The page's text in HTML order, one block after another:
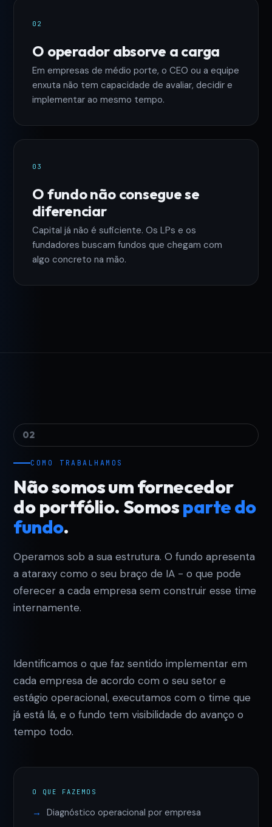
02
O operador absorve a carga
Em empresas de médio porte, o CEO ou a equipe
enxuta não tem capacidade de avaliar, decidir e
implementar ao mesmo tempo.
03
O fundo não consegue se
diferenciar
Capital já não é suficiente. Os LPs e os
fundadores buscam fundos que chegam com
algo concreto na mão.
02
COMO TRABALHAMOS
Não somos um fornecedor
do portfólio. Somosparte do
fundo.
Operamos sob a sua estrutura. O fundo apresenta
a ataraxy como o seu braço de IA - o que pode
oferecer a cada empresa sem construir esse time
internamente.
Identificamos o que faz sentido implementar em
cada empresa de acordo com o seu setor e
estágio operacional, executamos com o time que
já está lá, e o fundo tem visibilidade do avanço o
tempo todo.
O QUE FAZEMOS
Diagnóstico operacional por empresa